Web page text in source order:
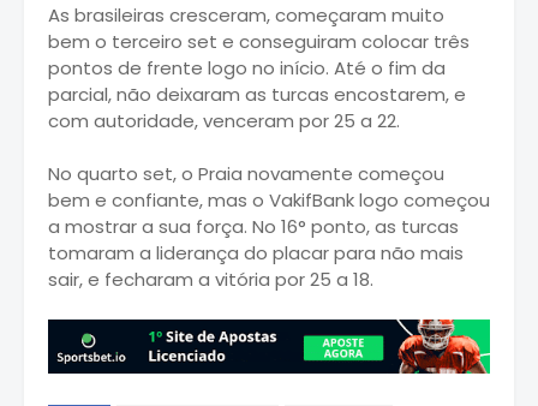
As brasileiras cresceram, começaram muito
bem o terceiro set e conseguiram colocar três
pontos de frente logo no início. Até o fim da
parcial, não deixaram as turcas encostarem, e
com autoridade, venceram por 25 a 22.
No quarto set, o Praia novamente começou
bem e confiante, mas o VakifBank logo começou
a mostrar a sua força. No 16° ponto, as turcas
tomaram a liderança do placar para não mais
sair, e fecharam a vitória por 25 a 18.